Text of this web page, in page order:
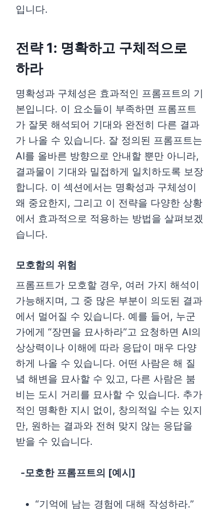
입니다.
전략 1: 명확하고 구체적으로
하라
명확성과 구체성은 효과적인 프롬프트의 기
본입니다. 이 요소들이 부족하면 프롬프트
가 잘못 해석되어 기대와 완전히 다른 결과
가 나올 수 있습니다. 잘 정의된 프롬프트는
AI를 올바른 방향으로 안내할 뿐만 아니라,
결과물이 기대와 밀접하게 일치하도록 보장
합니다. 이 섹션에서는 명확성과 구체성이
왜 중요한지, 그리고 이 전략을 다양한 상황
에서 효과적으로 적용하는 방법을 살펴보겠
습니다.
모호함의 위험
프롬프트가 모호할 경우, 여러 가지 해석이
가능해지며, 그 중 많은 부분이 의도된 결과
에서 멀어질 수 있습니다. 예를 들어, 누군
가에게 “장면을 묘사하라”고 요청하면 AI의
상상력이나 이해에 따라 응답이 매우 다양
하게 나올 수 있습니다. 어떤 사람은 해 질
녘 해변을 묘사할 수 있고, 다른 사람은 붐
비는 도시 거리를 묘사할 수 있습니다. 추가
적인 명확한 지시 없이, 창의적일 수는 있지
만, 원하는 결과와 전혀 맞지 않는 응답을
받을 수 있습니다.
-모호한 프롬프트의 [예시]
“기억에 남는 경험에 대해 작성하라.”